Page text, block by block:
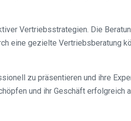
Vertriebsstrategien. Die
eine gezielte Vertriebsberatung
zu präsentieren und ihre
und ihr Geschäft erfolgreich